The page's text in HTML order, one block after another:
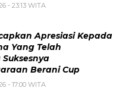
- 23:13 WITA
Apresiasi Kepada
Yang Telah
Berani Cup
- 17:00 WITA